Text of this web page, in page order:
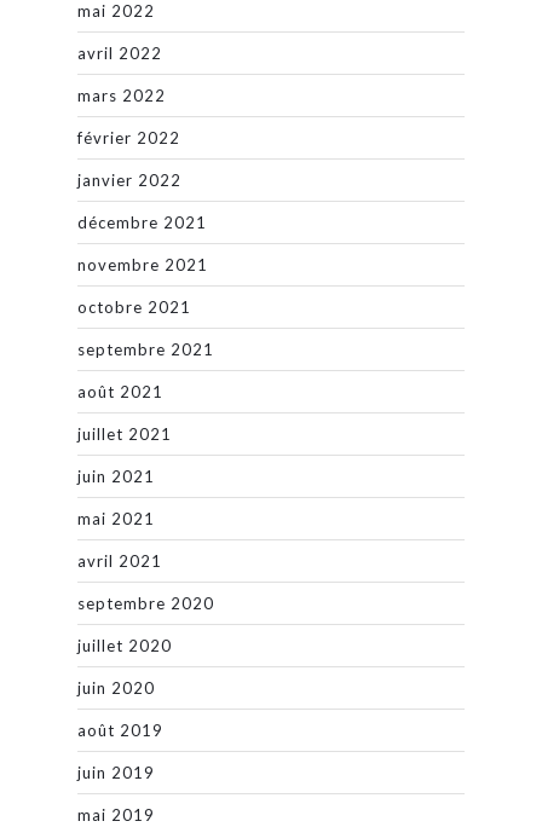
mai 2022
avril 2022
mars 2022
février 2022
janvier 2022
décembre 2021
novembre 2021
octobre 2021
septembre 2021
août 2021
juillet 2021
juin 2021
mai 2021
avril 2021
septembre 2020
juillet 2020
juin 2020
août 2019
juin 2019
mai 2019